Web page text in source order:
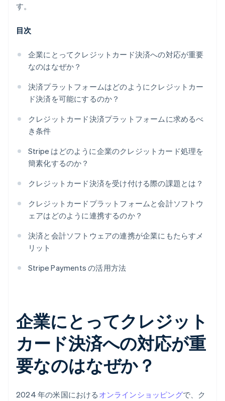
す。
目次
企業にとってクレジットカード決済への対応が重要
なのはなぜか？
決済プラットフォームはどのようにクレジットカー
ド決済を可能にするのか？
クレジットカード決済プラットフォームに求めるべ
き条件
Stripe はどのように企業のクレジットカード処理を
簡素化するのか？
クレジットカード決済を受け付ける際の課題とは？
クレジットカードプラットフォームと会計ソフトウ
ェアはどのように連携するのか？
決済と会計ソフトウェアの連携が企業にもたらすメ
リット
Stripe Payments の活用方法
企業にとってクレジット
カード決済への対応が重
要なのはなぜか？
2024 年の米国における オンラインショッピングで、ク